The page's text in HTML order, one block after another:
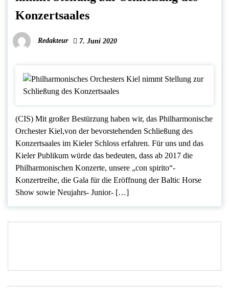
Konzertsaales
Redakteur 7. Juni 2020
(CIS) Mit großer Bestürzung haben wir, das Philharmonische
Orchester Kiel,von der bevorstehenden Schließung des
Konzertsaales im Kieler Schloss erfahren. Für uns und das
Kieler Publikum würde das bedeuten, dass ab 2017 die
Philharmonischen Konzerte, unsere „con spirito“-
Konzertreihe, die Gala für die Eröffnung der Baltic Horse
Show sowie Neujahrs- Junior- […]